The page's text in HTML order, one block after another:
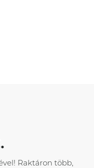
Raktáron több,